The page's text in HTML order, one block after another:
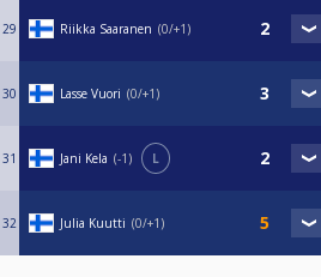
29 Riikka Saaranen 0/+1
30 Lasse Vuori 0/+1
31 Jani Kela -1 L
32 Julia Kuutti 0/+1